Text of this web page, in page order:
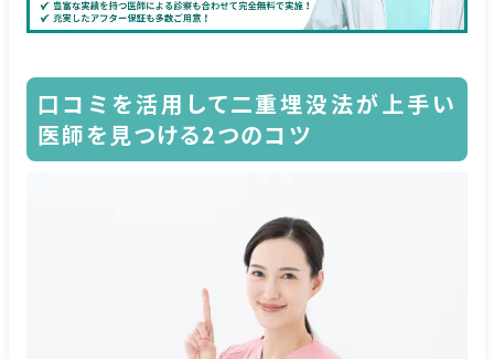
口コミを活用して二重埋没法が上手い
医師を見つける2つのコツ